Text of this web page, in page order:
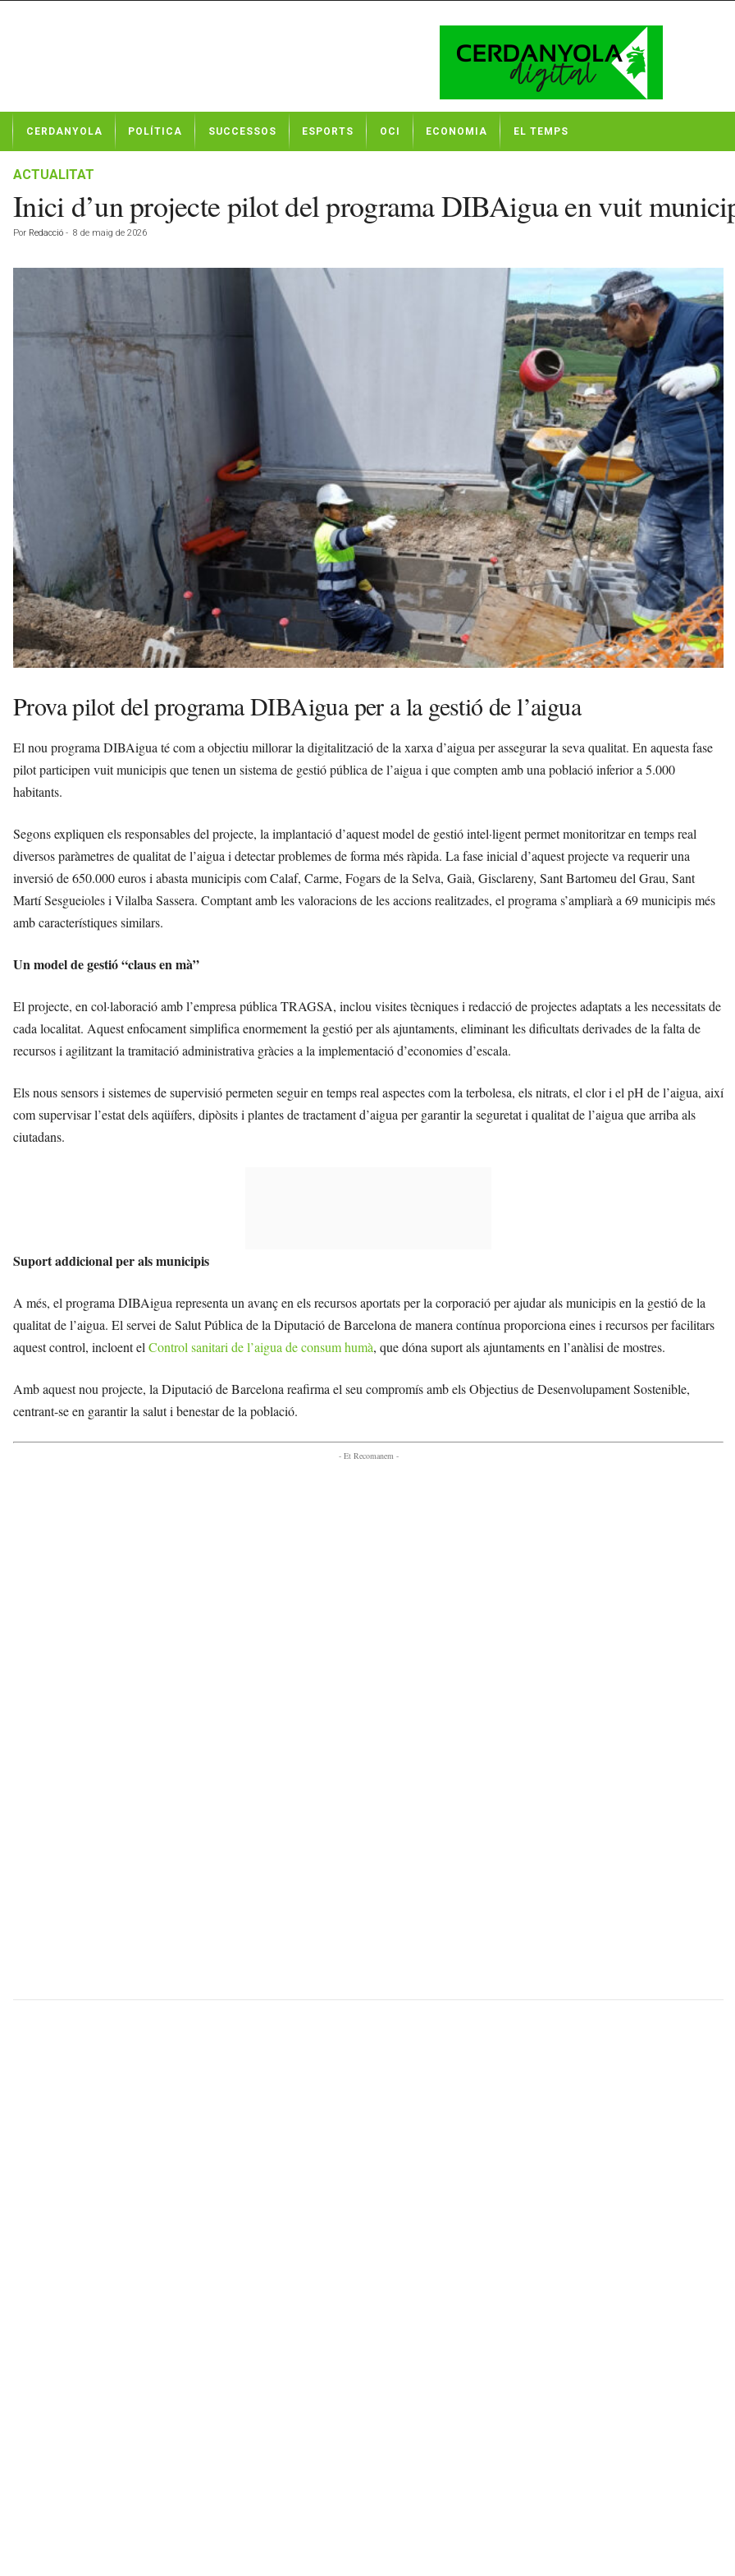
t
CERDANYOLA POLÍTICA SUCCESSOS ESPORTS OCI ECONOMIA EL TEMPS
ACTUALITAT
Inici d’un projecte pilot del programa DIBAigua en vuit
Por Redacció - 8 de maig de 2026
Prova pilot del programa DIBAigua per a la gestió de l’aigua
El nou programa DIBAigua té com a objectiu millorar la digitalització de la xarxa d’aigua per assegurar la seva qualitat. En aquesta fase
pilot participen vuit municipis que tenen un sistema de gestió pública de l’aigua i que compten amb una població inferior a 5.000
habitants.
Segons expliquen els responsables del projecte, la implantació d’aquest model de gestió intel·ligent permet monitoritzar en temps real
diversos paràmetres de qualitat de l’aigua i detectar problemes de forma més ràpida. La fase inicial d’aquest projecte va requerir una
inversió de 650.000 euros i abasta municipis com Calaf, Carme, Fogars de la Selva, Gaià, Gisclareny, Sant Bartomeu del Grau, Sant
Martí Sesgueioles i Vilalba Sassera. Comptant amb les valoracions de les accions realitzades, el programa s’ampliarà a 69 municipis més
amb característiques similars.
Un model de gestió “claus en mà”
El projecte, en col·laboració amb l’empresa pública TRAGSA, inclou visites tècniques i redacció de projectes adaptats a les necessitats de
cada localitat. Aquest enfocament simplifica enormement la gestió per als ajuntaments, eliminant les dificultats derivades de la falta de
recursos i agilitzant la tramitació administrativa gràcies a la implementació d’economies d’escala.
Els nous sensors i sistemes de supervisió permeten seguir en temps real aspectes com la terbolesa, els nitrats, el clor i el pH de l’aigua, així
com supervisar l’estat dels aqüífers, dipòsits i plantes de tractament d’aigua per garantir la seguretat i qualitat de l’aigua que arriba als
ciutadans.
Suport addicional per als municipis
A més, el programa DIBAigua representa un avanç en els recursos aportats per la corporació per ajudar als municipis en la gestió de la
qualitat de l’aigua. El servei de Salut Pública de la Diputació de Barcelona de manera contínua proporciona eines i recursos per facilitars
aquest control, incloent elControl sanitari de l’aigua de consum humà, que dóna suport als ajuntaments en l’anàlisi de mostres.
Amb aquest nou projecte, la Diputació de Barcelona reafirma el seu compromís amb els Objectius de Desenvolupament Sostenible,
centrant-se en garantir la salut i benestar de la població.
- Et Recomanem -